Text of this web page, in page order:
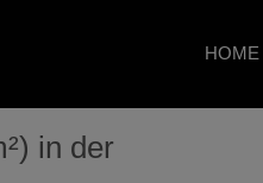
HOME
in der